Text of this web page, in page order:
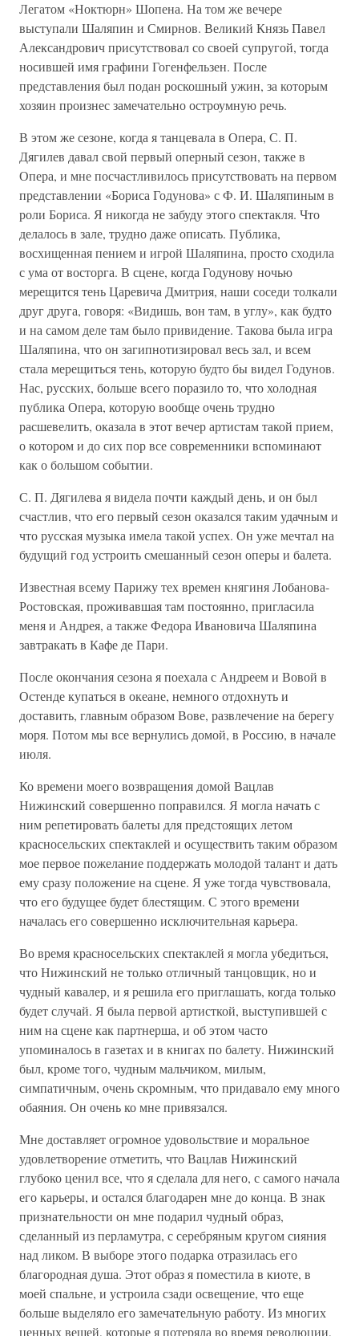
Легатом «Ноктюрн» Шопена. На том же вечере
выступали Шаляпин и Смирнов. Великий Князь Павел
Александрович присутствовал со своей супругой, тогда
носившей имя графини Гогенфельзен. После
представления был подан роскошный ужин, за которым
хозяин произнес замечательно остроумную речь.
В этом же сезоне, когда я танцевала в Опера, С. П.
Дягилев давал свой первый оперный сезон, также в
Опера, и мне посчастливилось присутствовать на первом
представлении «Бориса Годунова» с Ф. И. Шаляпиным в
роли Бориса. Я никогда не забуду этого спектакля. Что
делалось в зале, трудно даже описать. Публика,
восхищенная пением и игрой Шаляпина, просто сходила
с ума от восторга. В сцене, когда Годунову ночью
мерещится тень Царевича Дмитрия, наши соседи толкали
друг друга, говоря: «Видишь, вон там, в углу», как будто
и на самом деле там было привидение. Такова была игра
Шаляпина, что он загипнотизировал весь зал, и всем
стала мерещиться тень, которую будто бы видел Годунов.
Нас, русских, больше всего поразило то, что холодная
публика Опера, которую вообще очень трудно
расшевелить, оказала в этот вечер артистам такой прием,
о котором и до сих пор все современники вспоминают
как о большом событии.
С. П. Дягилева я видела почти каждый день, и он был
счастлив, что его первый сезон оказался таким удачным и
что русская музыка имела такой успех. Он уже мечтал на
будущий год устроить смешанный сезон оперы и балета.
Известная всему Парижу тех времен княгиня Лобанова-
Ростовская, проживавшая там постоянно, пригласила
меня и Андрея, а также Федора Ивановича Шаляпина
завтракать в Кафе де Пари.
После окончания сезона я поехала с Андреем и Вовой в
Остенде купаться в океане, немного отдохнуть и
доставить, главным образом Вове, развлечение на берегу
моря. Потом мы все вернулись домой, в Россию, в начале
июля.
Ко времени моего возвращения домой Вацлав
Нижинский совершенно поправился. Я могла начать с
ним репетировать балеты для предстоящих летом
красносельских спектаклей и осуществить таким образом
мое первое пожелание поддержать молодой талант и дать
ему сразу положение на сцене. Я уже тогда чувствовала,
что его будущее будет блестящим. С этого времени
началась его совершенно исключительная карьера.
Во время красносельских спектаклей я могла убедиться,
что Нижинский не только отличный танцовщик, но и
чудный кавалер, и я решила его приглашать, когда только
будет случай. Я была первой артисткой, выступившей с
ним на сцене как партнерша, и об этом часто
упоминалось в газетах и в книгах по балету. Нижинский
был, кроме того, чудным мальчиком, милым,
симпатичным, очень скромным, что придавало ему много
обаяния. Он очень ко мне привязался.
Мне доставляет огромное удовольствие и моральное
удовлетворение отметить, что Вацлав Нижинский
глубоко ценил все, что я сделала для него, с самого начала
его карьеры, и остался благодарен мне до конца. В знак
признательности он мне подарил чудный образ,
сделанный из перламутра, с серебряным кругом сияния
над ликом. В выборе этого подарка отразилась его
благородная душа. Этот образ я поместила в киоте, в
моей спальне, и устроила сзади освещение, что еще
больше выделяло его замечательную работу. Из многих
ценных вещей, которые я потеряла во время революции,